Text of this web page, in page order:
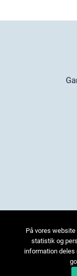
På vores
statistik og
information deles